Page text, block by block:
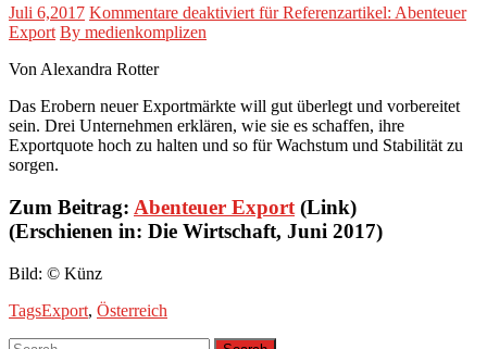
Juli 6,2017 Kommentare deaktiviert für Referenzartikel: Abenteuer
Export By medienkomplizen
Von Alexandra Rotter
Das Erobern neuer Exportmärkte will gut überlegt und vorbereitet
sein. Drei Unternehmen erklären, wie sie es schaffen, ihre
Exportquote hoch zu halten und so für Wachstum und Stabilität zu
sorgen.
Zum Beitrag: Abenteuer Export (Link)
(Erschienen in: Die Wirtschaft, Juni 2017)
Bild: © Künz
TagsExport, Österreich